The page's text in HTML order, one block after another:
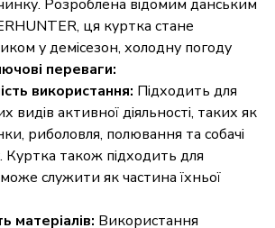
Розроблена відомим данським
ця куртка стане
у демісезон, холодну погоду
переваги:
використання: Підходить для
видів активної діяльності, таких як
риболовля, полювання та собачі
Куртка також підходить для
може служити як частина їхньої
матеріалів: Використання